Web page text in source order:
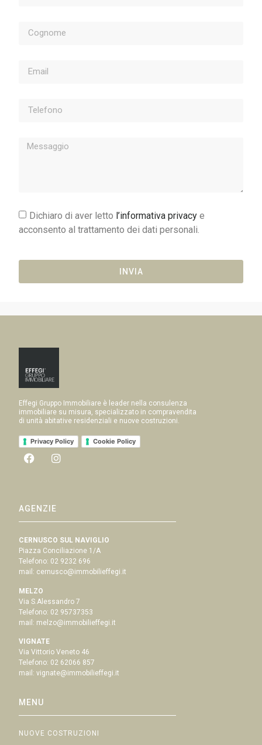
Dichiaro di aver letto l’informativa privacye
acconsento al trattamento dei dati personali.
INVIA
Effegi Gruppo Immobiliare è leader nella consulenza
immobiliare su misura, specializzato in compravendita
di unità abitative residenziali e nuove costruzioni.
Privacy Policy Cookie Policy
AGENZIE
CERNUSCO SUL NAVIGLIO
Piazza Conciliazione 1/A
Telefono: 02 9232 696
mail: cernusco@immobilieffegi.it
MELZO
Via S.Alessandro 7
Telefono: 02 95737353
mail: melzo@immobilieffegi.it
VIGNATE
Via Vittorio Veneto 46
Telefono: 02 62066 857
mail:vignate@immobilieffegi.it
MENU
NUOVE COSTRUZIONI